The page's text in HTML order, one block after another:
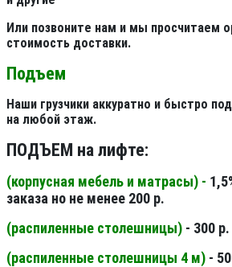
Или позвоните нам и мы просчитаем
стоимость доставки.
Подъем
Наши грузчики аккуратно и быстро
на любой этаж.
ПОДЪЕМ на лифте:
(корпусная мебель и матрасы) -
заказа но не менее 200 р.
(распиленные столешницы) - 300 р.
(распиленные столешницы 4 м) -